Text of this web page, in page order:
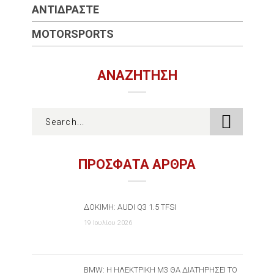
ΑΝΤΙΔΡΆΣΤΕ
MOTORSPORTS
ΑΝΑΖΉΤΗΣΗ
ΠΡΟΣΦΑΤΑ ΑΡΘΡΑ
ΔΟΚΙΜΉ: AUDI Q3 1.5 TFSI
19 Ιουλίου 2026
BMW: Η ΗΛΕΚΤΡΙΚΉ M3 ΘΑ ΔΙΑΤΗΡΉΣΕΙ ΤΟ